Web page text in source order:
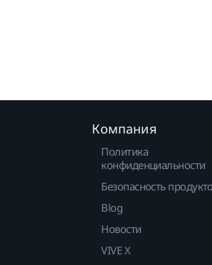
Компания
Политика
конфиденциальности
Безопасность
Blog
Новости
VIVE X